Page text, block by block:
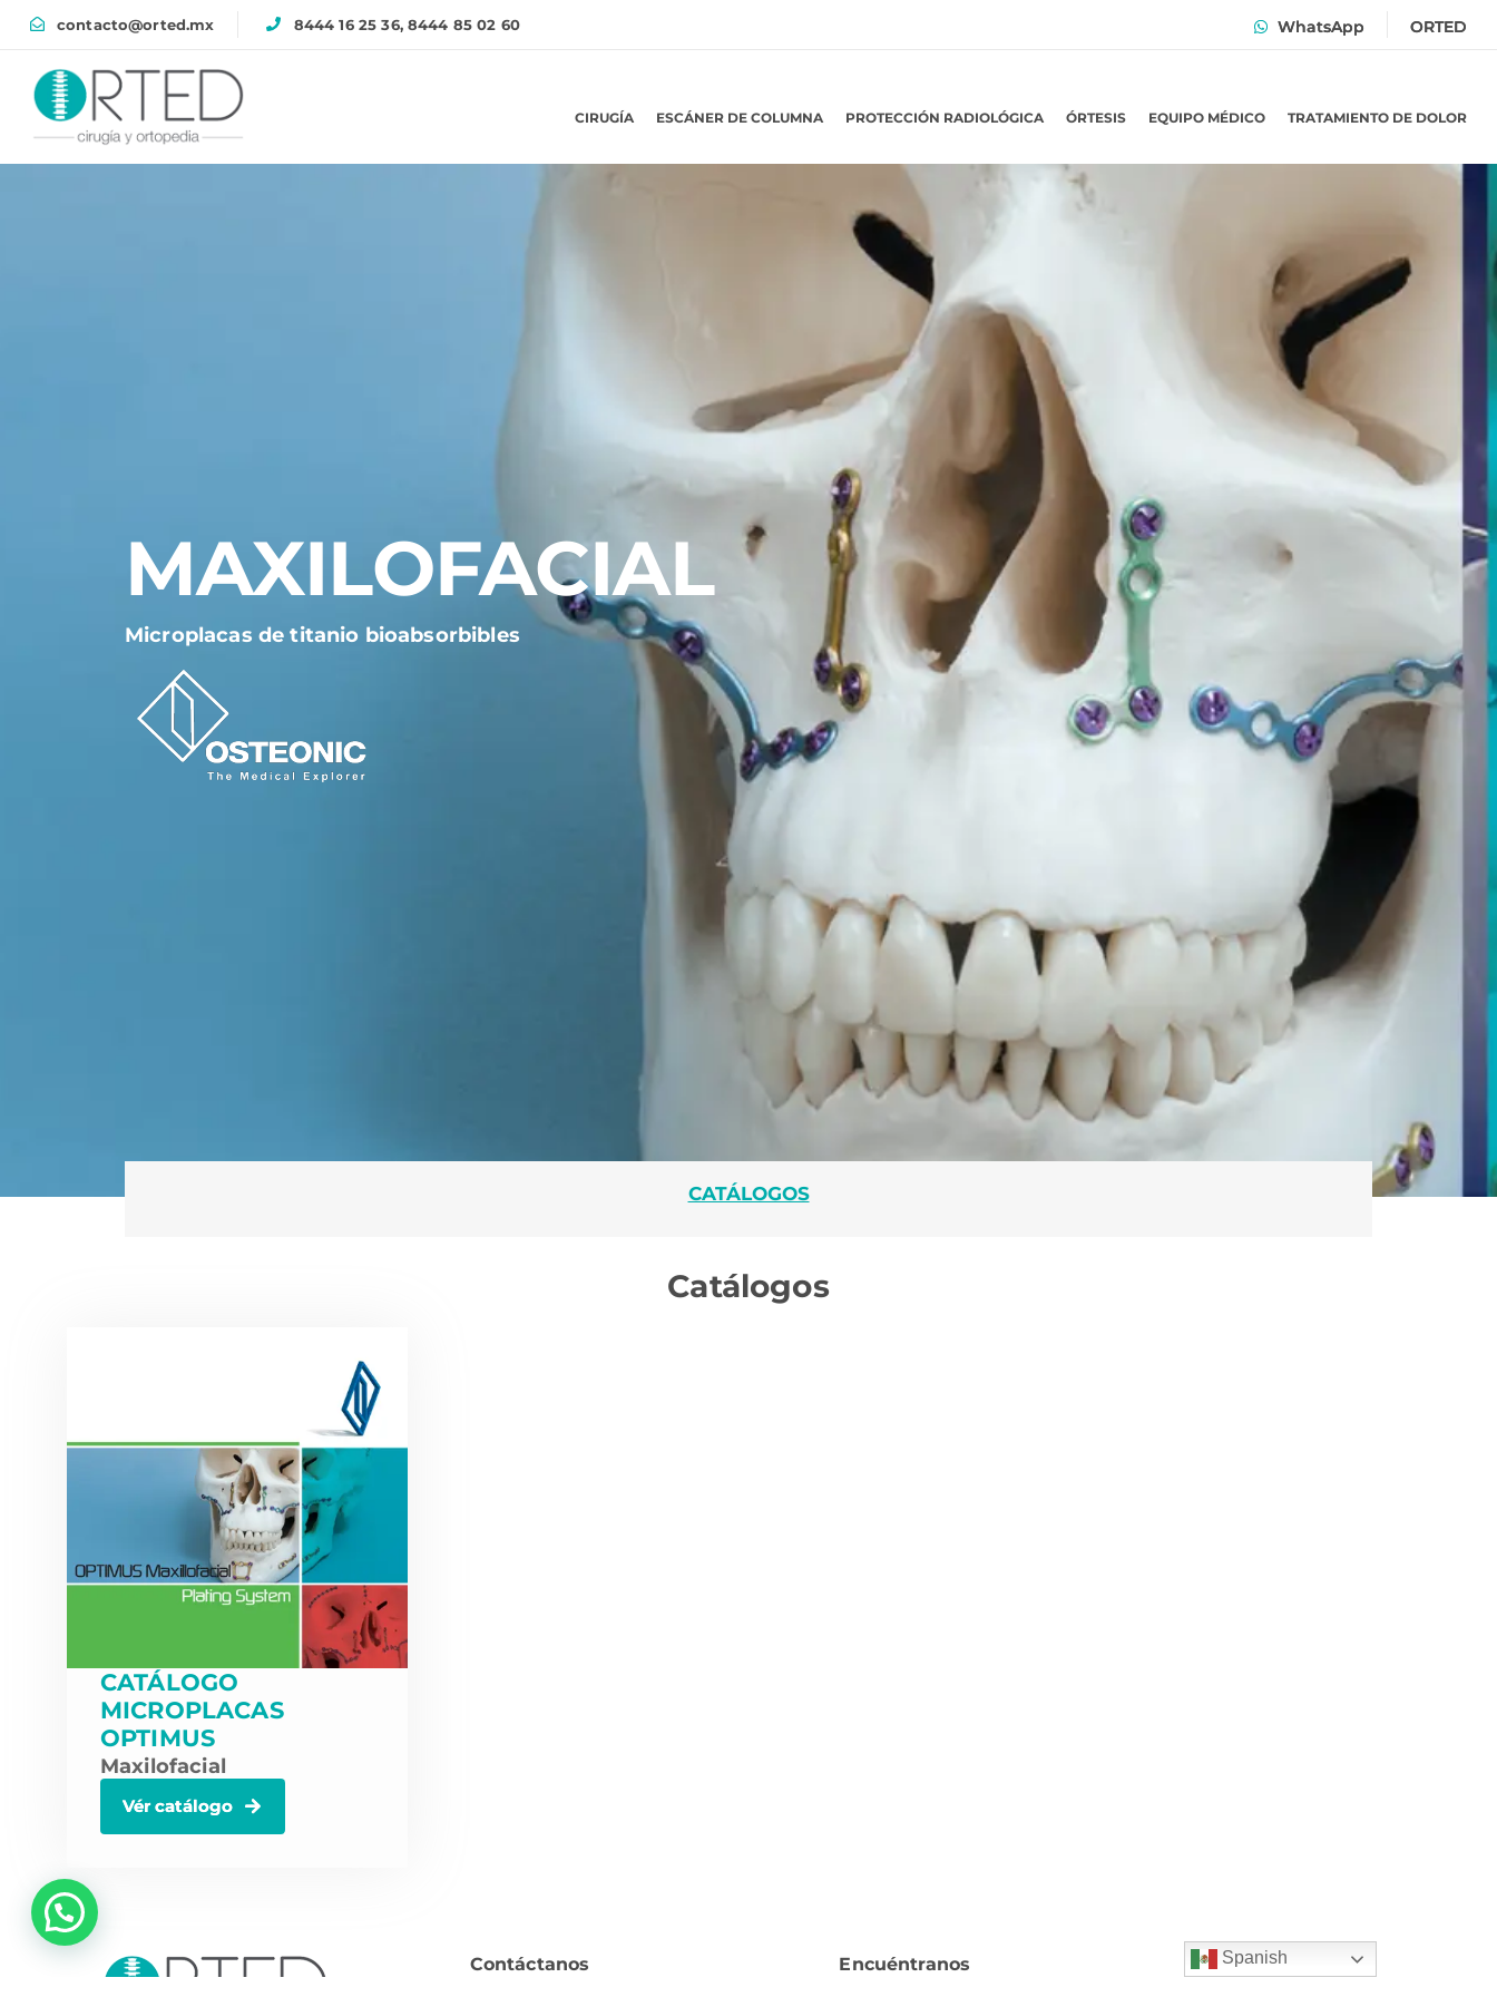
contacto@orted.mx 8444 16 25 36, 8444 85 02 60 WhatsApp ORTED
CIRUGÍA ESCÁNER DE COLUMNA PROTECCIÓN RADIOLÓGICA ÓRTESIS EQUIPO MÉDICO TRATAMIENTO DE DOLOR
MAXILOFACIAL
Microplacas de titanio bioabsorbibles
CATÁLOGOS
Catálogos
CATÁLOGO
MICROPLACAS
OPTIMUS
Maxilofacial
Vér catálogo
Contáctanos Encuéntranos Servicios
Spanish